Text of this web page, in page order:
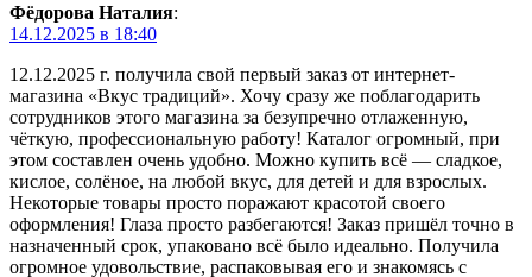
Фёдорова Наталия:
14.12.2025 в 18:40
12.12.2025 г. получила свой первый заказ от интернет-
магазина «Вкус традиций». Хочу сразу же поблагодарить
сотрудников этого магазина за безупречно отлаженную,
чёткую, профессиональную работу! Каталог огромный, при
этом составлен очень удобно. Можно купить всё — сладкое,
кислое, солёное, на любой вкус, для детей и для взрослых.
Некоторые товары просто поражают красотой своего
оформления! Глаза просто разбегаются! Заказ пришёл точно в
назначенный срок, упаковано всё было идеально. Получила
огромное удовольствие, распаковывая его и знакомясь с